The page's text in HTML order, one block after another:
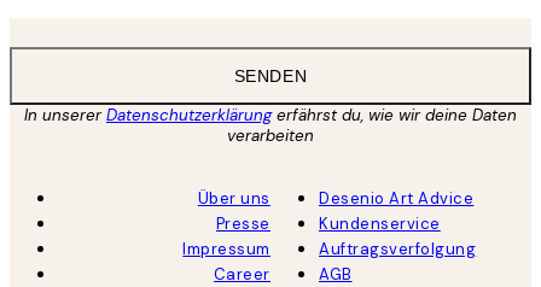
SENDEN
In unsererDatenschutzerklärungerfährst du, wie wir deine Daten
verarbeiten
Über uns
Presse
Impressum
Career
Desenio Art Advice
Kundenservice
Auftragsverfolgung
AGB